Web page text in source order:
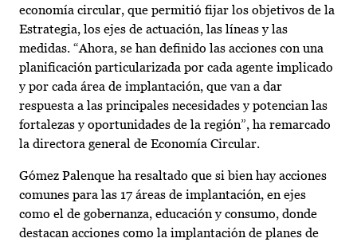
economía circular, que permitió fijar los objetivos de la
Estrategia, los ejes de actuación, las líneas y las
medidas. “Ahora, se han definido las acciones con una
planificación particularizada por cada agente implicado
y por cada área de implantación, que van a dar
respuesta a las principales necesidades y potencian las
fortalezas y oportunidades de la región”, ha remarcado
la directora general de Economía Circular.
Gómez Palenque ha resaltado que si bien hay acciones
comunes para las 17 áreas de implantación, en ejes
como el de gobernanza, educación y consumo, donde
destacan acciones como la implantación de planes de